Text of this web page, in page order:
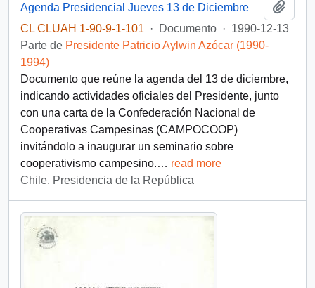
Agenda Presidencial Jueves 13 de Diciembre
CL CLUAH 1-90-9-1-101
· Documento · 1990-12-13
Parte de Presidente Patricio Aylwin Azócar (1990-
1994)
Documento que reúne la agenda del 13 de diciembre,
indicando actividades oficiales del Presidente, junto
con una carta de la Confederación Nacional de
Cooperativas Campesinas (CAMPOCOOP)
invitándolo a inaugurar un seminario sobre
cooperativismo campesino.… read more
Chile. Presidencia de la República